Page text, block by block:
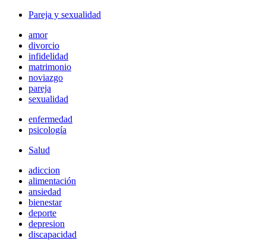
Pareja y sexualidad
amor
divorcio
infidelidad
matrimonio
noviazgo
pareja
sexualidad
enfermedad
psicología
Salud
adiccion
alimentación
ansiedad
bienestar
deporte
depresion
discapacidad